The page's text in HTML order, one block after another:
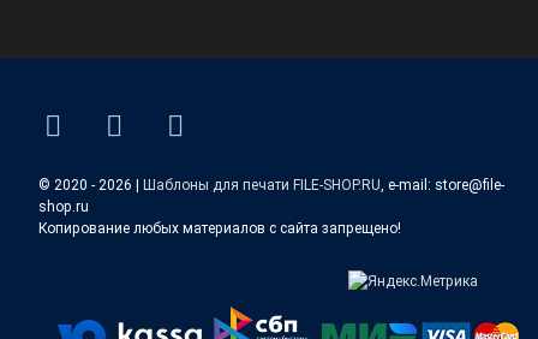
ВКонтакте
YouTube
E-mail
© 2020 - 2026 | Шаблоны для печати FILE-SHOP.RU, e-mail: store@file-
shop.ru
Копирование любых материалов с сайта запрещено!